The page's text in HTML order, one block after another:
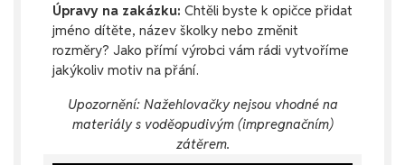
Úpravy na zakázku: Chtěli byste k opičce přidat
jméno dítěte, název školky nebo změnit
rozměry? Jako přímí výrobci vám rádi vytvoříme
jakýkoliv motiv na přání.
Upozornění: Nažehlovačky nejsou vhodné na
materiály s voděopudivým (impregnačním)
zátěrem.